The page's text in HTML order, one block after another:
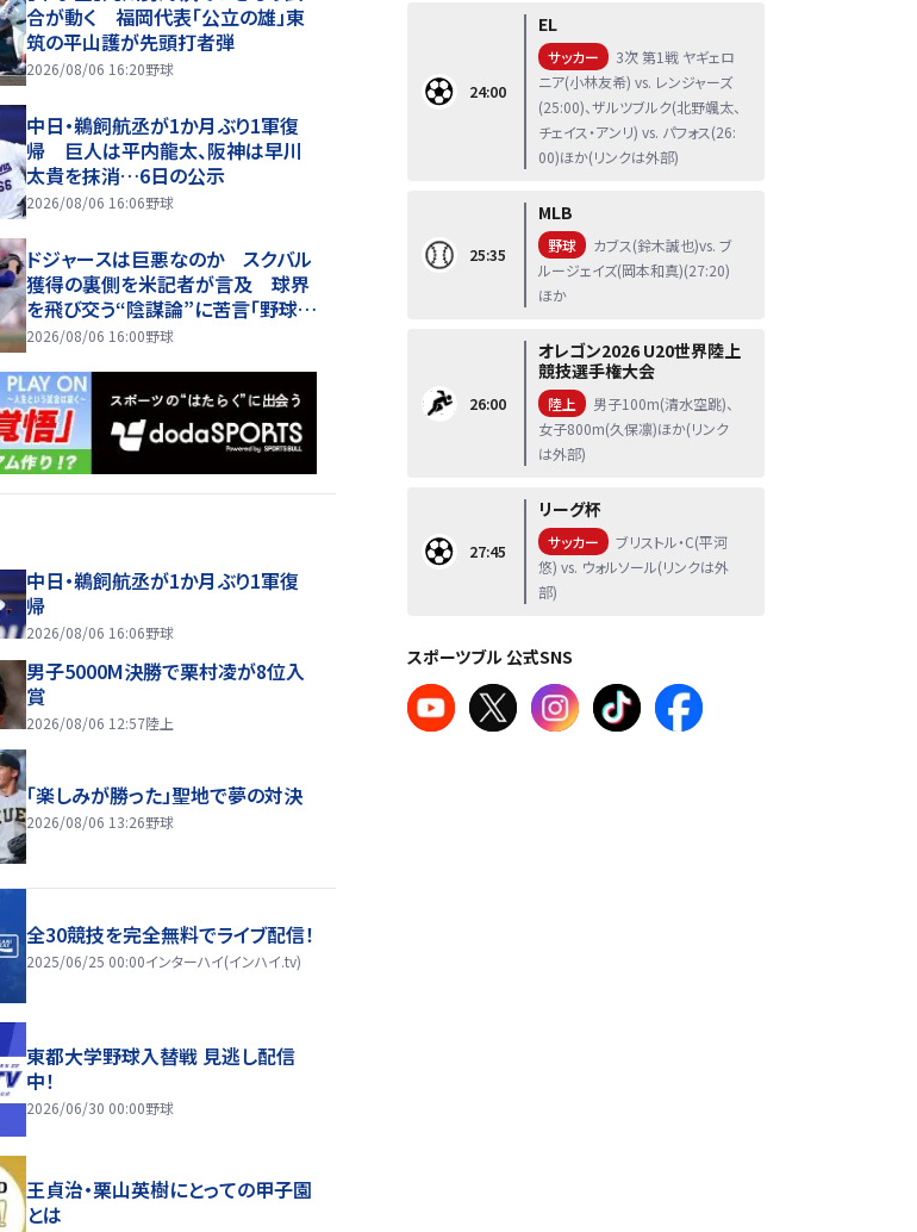
合が動く 福岡代表「公立の雄」東
筑の平山護が先頭打者弾
2026/08/06 16:20野球
中日・鵜飼航丞が1か月ぶり1軍復
帰 巨人は平内龍太、阪神は早川
太貴を抹消…6日の公示
2026/08/06 16:06野球
ドジャースは巨悪なのか スクバル
獲得の裏側を米記者が言及 球界
を飛び交う“陰謀論”に苦言「野球界
が壊れていくと思わない」
2026/08/06 16:00野球
中日・鵜飼航丞が1か月ぶり1軍復
帰
2026/08/06 16:06野球
男子5000M決勝で栗村凌が8位入
賞
2026/08/06 12:57陸上
「楽しみが勝った」聖地で夢の対決
2026/08/06 13:26野球
全30競技を完全無料でライブ配信！
2025/06/25 00:00インターハイ(インハイ.tv)
東都大学野球入替戦 見逃し配信
中！
2026/06/30 00:00野球
王貞治・栗山英樹にとっての甲子園
とは
24:00
EL
サッカー
3次 第1戦 ヤギェロ
ニア(小林友希) vs. レンジャーズ
(25:00)、ザルツブルク(北野颯太、
チェイス・アンリ) vs. パフォス(26:
00)ほか(リンクは外部)
25:35
MLB
野球
カブス(鈴木誠也)vs. ブ
ルージェイズ(岡本和真)(27:20)
ほか
26:00
オレゴン2026 U20世界陸上
競技選手権大会
陸上
男子100m(清水空跳)、
女子800m(久保凛)ほか(リンク
は外部)
27:45
リーグ杯
サッカー
ブリストル・C(平河
悠) vs. ウォルソール(リンクは外
部)
スポーツブル 公式SNS